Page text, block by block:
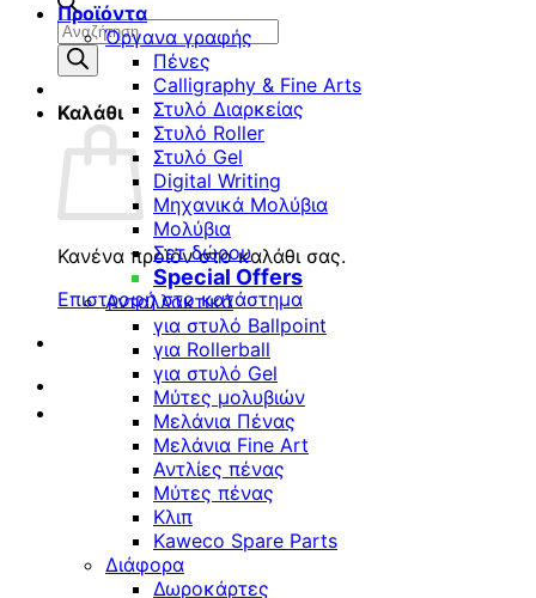
Αναζήτηση
προϊόντων
Καλάθι
Κανένα προϊόν στο καλάθι σας.
Επιστροφή στο κατάστημα
Προϊόντα
Όργανα γραφής
Πένες
Calligraphy & Fine Arts
Στυλό Διαρκείας
Στυλό Roller
Στυλό Gel
Digital Writing
Μηχανικά Μολύβια
Μολύβια
Σετ δώρου
Special Offers
Ανταλλακτικά
για στυλό Ballpoint
για Rollerball
για στυλό Gel
Μύτες μολυβιών
Μελάνια Πένας
Μελάνια Fine Art
Αντλίες πένας
Μύτες πένας
Κλιπ
Kaweco Spare Parts
Διάφορα
Δωροκάρτες